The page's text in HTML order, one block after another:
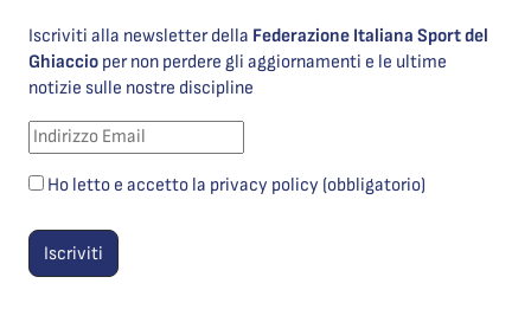
Iscriviti alla newsletter della Federazione Italiana Sport del
Ghiaccio per non perdere gli aggiornamenti e le ultime
notizie sulle nostre discipline
Ho letto e accetto la privacy policy (obbligatorio)